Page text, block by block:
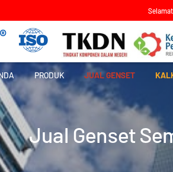
PRODUK JUAL GENSET
Jual Genset